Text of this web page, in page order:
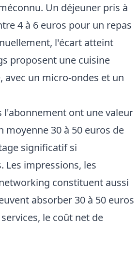
Un déjeuner pris à
4 à 6 euros pour un repas
l'écart atteint
proposent une cuisine
un micro-ondes et un
l'abonnement ont une valeur
moyenne 30 à 50 euros de
significatif si
impressions, les
constituent aussi
absorber 30 à 50 euros
le coût net de